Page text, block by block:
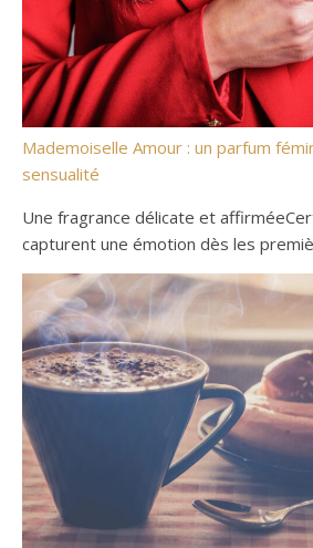
Mademoiselle Amour : un parfum
sensualité
Une fragrance délicate et
capturent une émotion dès les